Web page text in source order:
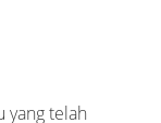
yang telah